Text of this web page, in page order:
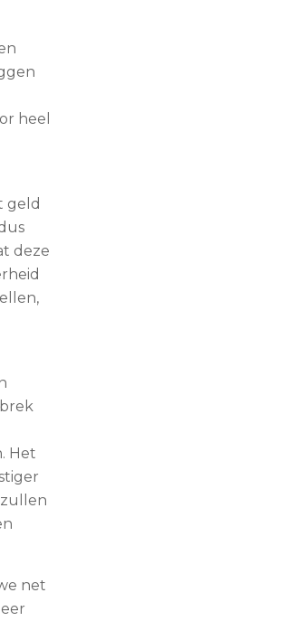
heel
geld
deze
Het
net